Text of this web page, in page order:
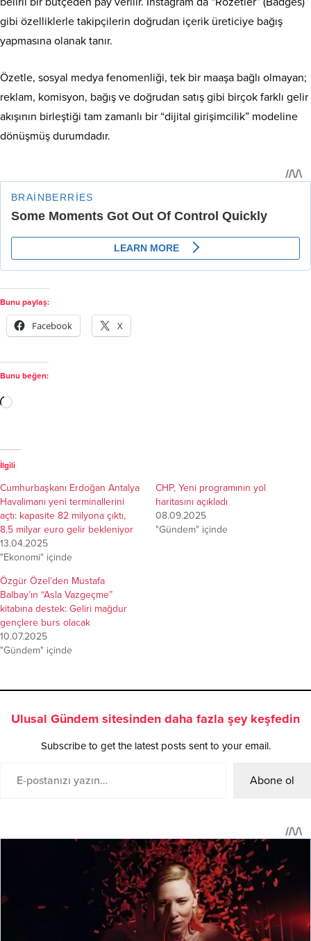
gibi özelliklerle takipçilerin doğrudan içerik üreticiye bağış
yapmasına olanak tanır.
Özetle, sosyal medya fenomenliği, tek bir maaşa bağlı olmayan;
reklam, komisyon, bağış ve doğrudan satış gibi birçok farklı gelir
akışının birleştiği tam zamanlı bir “dijital girişimcilik” modeline
dönüşmüş durumdadır.
Bunu paylaş:
Facebook X
Bunu beğen:
İlgili
Cumhurbaşkanı Erdoğan Antalya
Havalimanı yeni terminallerini
açtı: kapasite 82 milyona çıktı,
8.5 milyar euro gelir bekleniyor
13.04.2025
"Ekonomi" içinde
CHP, Yeni programının yol
haritasını açıkladı
08.09.2025
"Gündem" içinde
Özgür Özel’den Mustafa
Balbay’ın “Asla Vazgeçme”
kitabına destek: Geliri mağdur
gençlere burs olacak
10.07.2025
"Gündem" içinde
Ulusal Gündem sitesinden daha fazla şey keşfedin
Subscribe to get the latest posts sent to your email.
Abone ol